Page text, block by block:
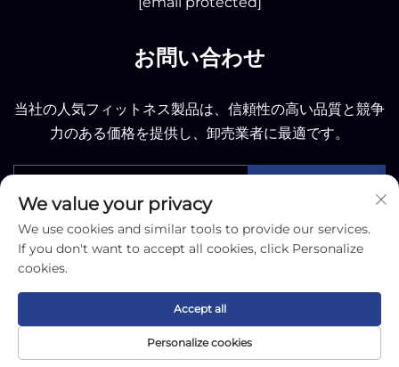
お問い合わせ
当社の人気フィットネス製品は、信頼性の高い品質と競争
力のある価格を提供し、卸売業者に最適です。
© 2025 南通OKスポーツ株式会社 -
ー
We value your privacy
We use cookies and similar tools to provide our services.
If you don't want to accept all cookies, click Personalize
cookies.
Personalize cookies
Accept all